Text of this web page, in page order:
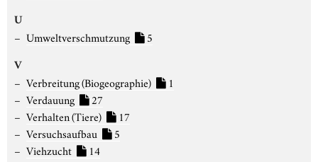
U
Umweltverschmutzung 5
V
Verbreitung (Biogeographie)
1
Verdauung
27
Verhalten (Tiere)
17
Versuchsaufbau
5
Viehzucht
14